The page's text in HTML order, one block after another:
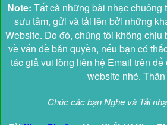
Note: Tất cả những bài nhạc chuông
sưu tầm, gửi và tải lên bởi những
Website. Do đó, chúng tôi không chịu
về vấn đề bản quyền, nếu bạn có
tác giả vui lòng liên hệ Email trên
website nhé.
Chúc các bạn Nghe và Tải